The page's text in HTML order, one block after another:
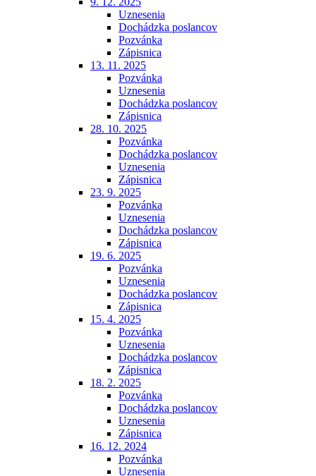
Uznesenia
Dochádzka poslancov
Pozvánka
Zápisnica
13. 11. 2025
Pozvánka
Uznesenia
Dochádzka poslancov
Zápisnica
28. 10. 2025
Pozvánka
Dochádzka poslancov
Uznesenia
Zápisnica
23. 9. 2025
Pozvánka
Uznesenia
Dochádzka poslancov
Zápisnica
19. 6. 2025
Pozvánka
Uznesenia
Dochádzka poslancov
Zápisnica
15. 4. 2025
Pozvánka
Uznesenia
Dochádzka poslancov
Zápisnica
18. 2. 2025
Pozvánka
Dochádzka poslancov
Uznesenia
Zápisnica
16. 12. 2024
Pozvánka
Uznesenia